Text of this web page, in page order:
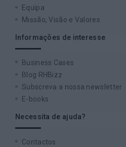
Equipa
Missão, Visão e Valores
Informações de interesse
Business Cases
Blog RHBizz
Subscreva a nossa newsletter
E-books
Necessita de ajuda?
Contactos